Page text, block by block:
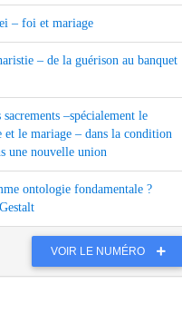
– foi et mariage
– de la guérison au banquet
–spécialement le
et le mariage – dans la condition
une nouvelle union
ontologie fondamentale ?
VOIR LE NUMÉRO